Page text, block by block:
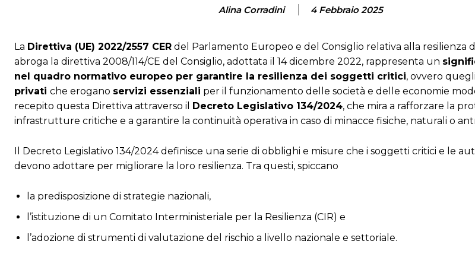
Alina Corradini 4 Febbraio 2025
La Direttiva (UE) 2022/2557 CER del Parlamento Europeo e del Consiglio relativa alla resilienza
abroga la direttiva 2008/114/CE del Consiglio, adottata il 14 dicembre 2022, rappresenta un
nel quadro normativo europeo per garantire la resilienza dei soggetti critici, ovvero
privati che erogano servizi essenziali per il funzionamento delle società e delle economie
recepito questa Direttiva attraverso il Decreto Legislativo 134/2024, che mira a rafforzare la
infrastrutture critiche e a garantire la continuità operativa in caso di minacce fisiche, naturali o
Il Decreto Legislativo 134/2024 definisce una serie di obblighi e misure che i soggetti critici e le
devono adottare per migliorare la loro resilienza. Tra questi, spiccano
la predisposizione di strategie nazionali,
l’istituzione di un Comitato Interministeriale per la Resilienza (CIR) e
l’adozione di strumenti di valutazione del rischio a livello nazionale e settoriale.